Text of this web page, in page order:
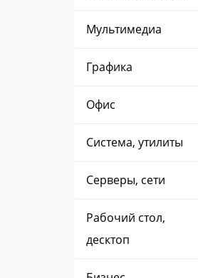
Мультимедиа
Графика
Офис
Система, утилиты
Серверы, сети
Рабочий стол,
десктоп